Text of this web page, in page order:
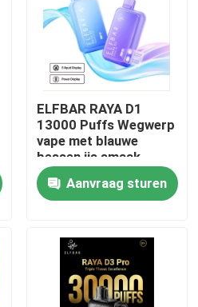
ELFBAR RAYA D1
13000 Puffs Wegwerp
vape met blauwe
bessen ijs smaak
Aanvraag sturen